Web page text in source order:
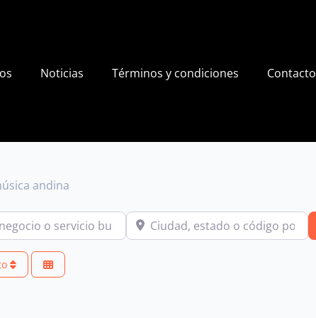
Noticias Términos y condiciones Contacto
andina
o servicio buscas? Ciudad, estado o código postal